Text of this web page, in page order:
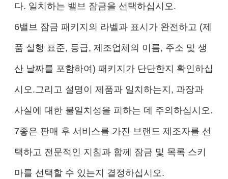
다. 일치하는 밸브 잠금을 선택하십시오.
6밸브 잠금 패키지의 라벨과 표시가 완전하고 (제
품 실행 표준, 등급, 제조업체의 이름, 주소 및 생
산 날짜를 포함하여) 패키지가 단단한지 확인하십
시오.그리고 설명이 제품과 일치하는지, 과장과
사실에 대한 불일치성을 피하는 데 주의하십시오.
7좋은 판매 후 서비스를 가진 브랜드 제조자를 선
택하고 전문적인 지침과 함께 잠금 및 목록 스키
마를 선택할 수 있는지 결정하십시오.